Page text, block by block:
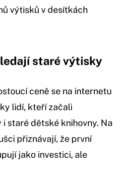
výtisků v desítkách
staré výtisky
ceně se na internetu
lidí, kteří začali
staré dětské knihovny. Na
přiznávají, že první
jako investici, ale